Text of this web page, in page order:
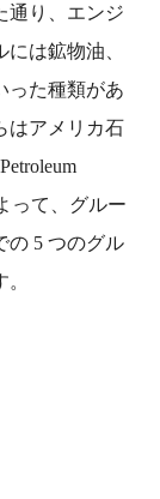
通り、エンジ
は鉱物油、
った種類があ
はアメリカ石
って、グルー
5 つのグル